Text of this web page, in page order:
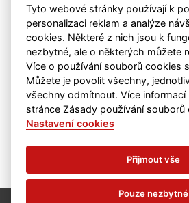
hcskutec.cz
hcslovan.com
hcchocen.cz
hcpolicka.com
hcsvetlans.cz
eSports.cz
klubweb.cz
onlajny.com
Tyto webové stránky používají k
personalizaci reklam a analýze
cookies. Některé z nich jsou k
nezbytné, ale o některých můžete
Více o používání souborů cookies
Můžete je povolit všechny,
všechny odmítnout. Více
stránce Zásady používání souborů
Nastavení cookies
Přijmout vše
Pouze nezbytné